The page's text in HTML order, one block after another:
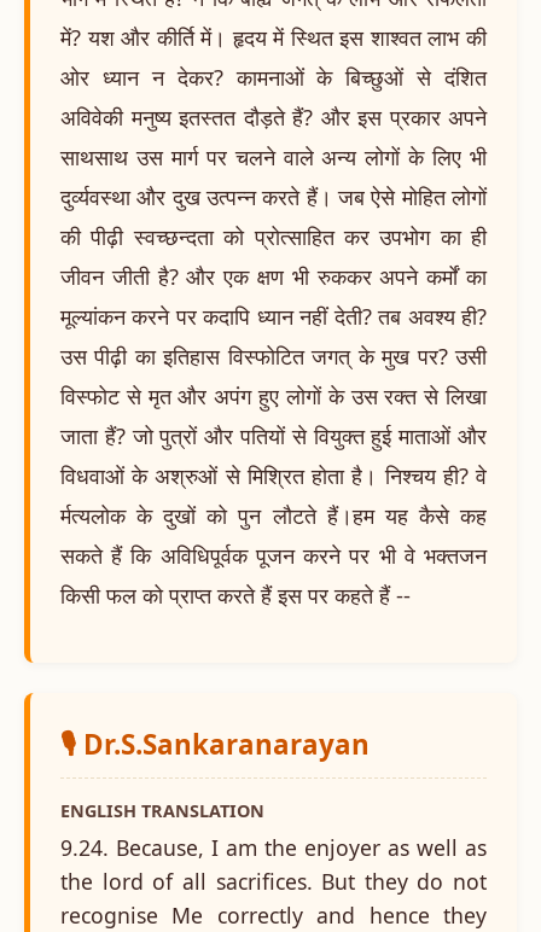
में? यश और कीर्ति में। हृदय में स्थित इस शाश्वत लाभ की
ओर ध्यान न देकर? कामनाओं के बिच्छुओं से दंशित
अविवेकी मनुष्य इतस्तत दौड़ते हैं? और इस प्रकार अपने
साथसाथ उस मार्ग पर चलने वाले अन्य लोगों के लिए भी
दुर्व्यवस्था और दुख उत्पन्न करते हैं। जब ऐसे मोहित लोगों
की पीढ़ी स्वच्छन्दता को प्रोत्साहित कर उपभोग का ही
जीवन जीती है? और एक क्षण भी रुककर अपने कर्मों का
मूल्यांकन करने पर कदापि ध्यान नहीं देती? तब अवश्य ही?
उस पीढ़ी का इतिहास विस्फोटित जगत् के मुख पर? उसी
विस्फोट से मृत और अपंग हुए लोगों के उस रक्त से लिखा
जाता हैं? जो पुत्रों और पतियों से वियुक्त हुई माताओं और
विधवाओं के अश्रुओं से मिश्रित होता है। निश्चय ही? वे
र्मत्यलोक के दुखों को पुन लौटते हैं।हम यह कैसे कह
सकते हैं कि अविधिपूर्वक पूजन करने पर भी वे भक्तजन
किसी फल को प्राप्त करते हैं इस पर कहते हैं --
🎙️ Dr.S.Sankaranarayan
ENGLISH TRANSLATION
9.24. Because, I am the enjoyer as well as
the lord of all sacrifices. But they do not
recognise Me correctly and hence they